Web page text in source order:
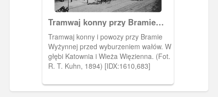
Tramwaj konny przy Bramie
Wyżynnej
Tramwaj konny i powozy przy Bramie
Wyżynnej przed wyburzeniem wałów. W
głębi Katownia i Wieża Więzienna. (Fot.
R. T. Kuhn, 1894) [IDX:1610,683]